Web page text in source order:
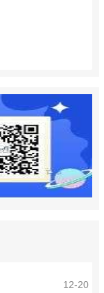
12-20